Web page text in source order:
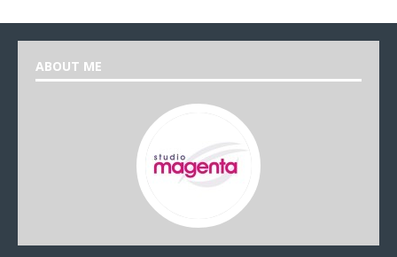
ABOUT ME